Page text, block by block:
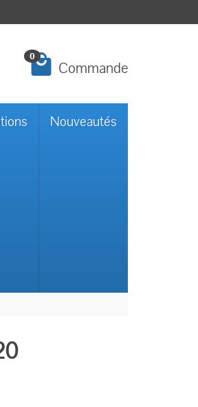
0
Commande
Nouveautés